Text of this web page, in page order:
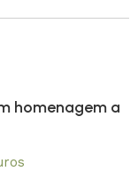
homenagem a